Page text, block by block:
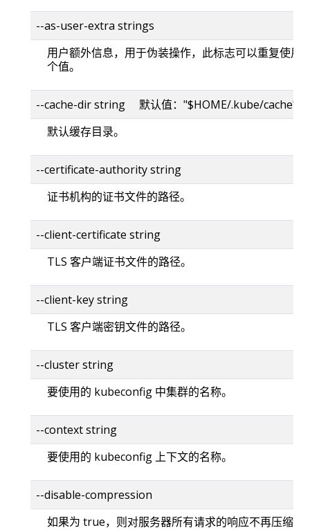
--as-user-extra strings
用户额外信息，用于伪装操作，此标志可以重复使用
个值。
--cache-dir string 默认值："$HOME/.kube/cache"
默认缓存目录。
--certificate-authority string
证书机构的证书文件的路径。
--client-certificate string
TLS 客户端证书文件的路径。
--client-key string
TLS 客户端密钥文件的路径。
--cluster string
要使用的 kubeconfig 中集群的名称。
--context string
要使用的 kubeconfig 上下文的名称。
--disable-compression
如果为 true，则对服务器所有请求的响应不再压缩。